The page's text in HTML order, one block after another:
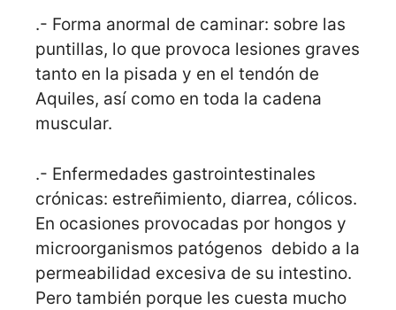
.- Forma anormal de caminar: sobre las
puntillas, lo que provoca lesiones graves
tanto en la pisada y en el tendón de
Aquiles, así como en toda la cadena
muscular.
.- Enfermedades gastrointestinales
crónicas: estreñimiento, diarrea, cólicos.
En ocasiones provocadas por hongos y
microorganismos patógenos debido a la
permeabilidad excesiva de su intestino.
Pero también porque les cuesta mucho